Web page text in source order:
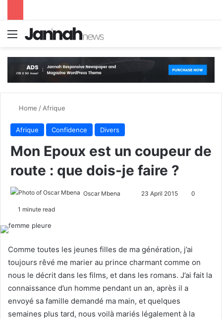
Menu
Home / Afrique
Afrique Confidence Divers
Mon Epoux est un coupeur de
route : que dois-je faire ?
Oscar Mbena
n
e
m
a
i
l
23 April 2015 0
1 minute read
Comme toutes les jeunes filles de ma génération, j’ai
toujours rêvé me marier au prince charmant comme on
nous le décrit dans les films, et dans les romans. J’ai fait la
connaissance d’un homme pendant un an, après il a
envoyé sa famille demandé ma main, et quelques
semaines plus tard, nous voilà mariés légalement à la